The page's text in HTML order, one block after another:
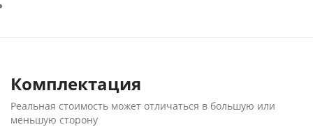
Комплектация
Реальная стоимость может отличаться в большую или
меньшую сторону